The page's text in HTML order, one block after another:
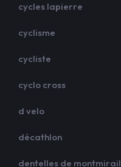
cycles lapierre
cyclisme
cycliste
cyclo cross
d velo
décathlon
dentelles de montmirail